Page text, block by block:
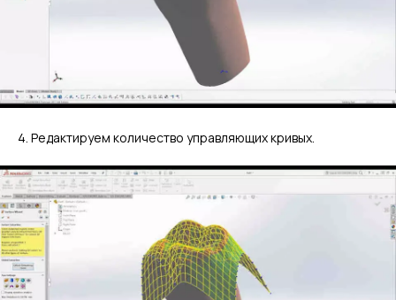
4. Редактируем количество управляющих кривых.